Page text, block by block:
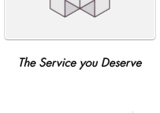
The Service you Deserve